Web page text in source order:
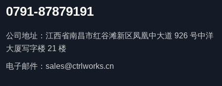
0791-87879191
公司地址：江西省南昌市红谷滩新区凤凰中大道 926 号中洋
大厦写字楼 21 楼
电子邮件：sales@ctrlworks.cn